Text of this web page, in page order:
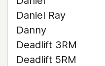
Daniel Ray
Danny
Deadlift 3RM
Deadlift 5RM